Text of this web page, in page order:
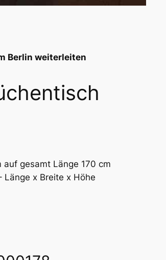
Berlin weiterleiten
gesamt Länge 170 cm
Länge x Breite x Höhe